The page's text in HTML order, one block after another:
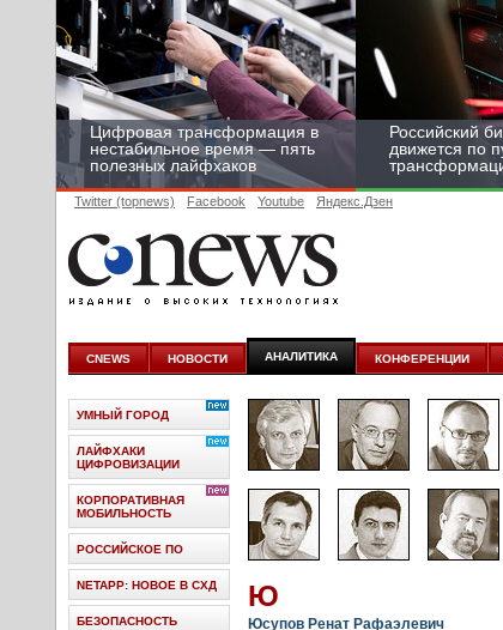
Цифровая трансформация в
нестабильное время — пять
полезных лайфхаков
Российский
движется по
Twitter (topnews) Facebook Youtube Яндекс.Дзен
CNEWS НОВОСТИ АНАЛИТИКА КОНФЕРЕНЦИИ
Ю
Юсупов Ренат Рафаэлевич
УМНЫЙ ГОРОД
ЛАЙФХАКИ
ЦИФРОВИЗАЦИИ
КОРПОРАТИВНАЯ
МОБИЛЬНОСТЬ
РОССИЙСКОЕ ПО
NETAPP: НОВОЕ В СХД
БЕЗОПАСНОСТЬ